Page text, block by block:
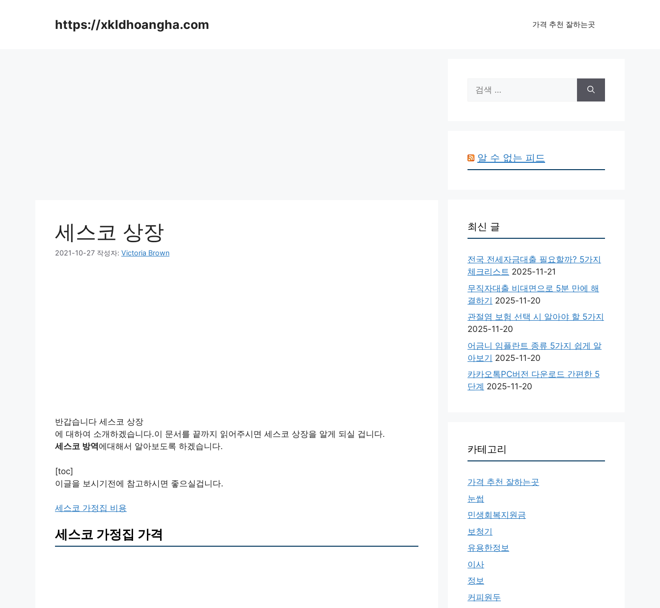
https://xkldhoangha.com 가격 추천 잘하는곳
세스코 상장
2021-10-27 작성자: Victoria Brown
반갑습니다 세스코 상장
에 대하여 소개하겠습니다.이 문서를 끝까지 읽어주시면 세스코 상장을 알게 되실 겁니다.
세스코 방역에대해서 알아보도록 하겠습니다.
[toc]
이글을 보시기전에 참고하시면 좋으실겁니다.
세스코 가정집 비용
세스코 가정집 가격
색:
알 수 없는 피드
최신 글
전국 전세자금대출 필요할까? 5가지
체크리스트 2025-11-21
무직자대출 비대면으로 5분 만에 해
결하기 2025-11-20
관절염 보험 선택 시 알아야 할 5가지
2025-11-20
어금니 임플란트 종류 5가지 쉽게 알
아보기 2025-11-20
카카오톡PC버전 다운로드 간편한 5
단계 2025-11-20
카테고리
가격 추천 잘하는곳
눈썹
민생회복지원금
보청기
유용한정보
이사
정보
커피원두